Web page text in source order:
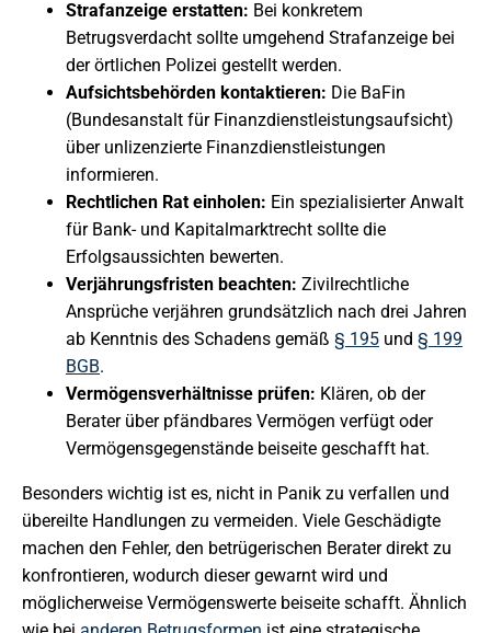
Strafanzeige erstatten: Bei konkretem
Betrugsverdacht sollte umgehend Strafanzeige bei
der örtlichen Polizei gestellt werden.
Aufsichtsbehörden kontaktieren: Die BaFin
(Bundesanstalt für Finanzdienstleistungsaufsicht)
über unlizenzierte Finanzdienstleistungen
informieren.
Rechtlichen Rat einholen: Ein spezialisierter Anwalt
für Bank- und Kapitalmarktrecht sollte die
Erfolgsaussichten bewerten.
Verjährungsfristen beachten: Zivilrechtliche
Ansprüche verjähren grundsätzlich nach drei Jahren
ab Kenntnis des Schadens gemäß § 195 und § 199
BGB.
Vermögensverhältnisse prüfen: Klären, ob der
Berater über pfändbares Vermögen verfügt oder
Vermögensgegenstände beiseite geschafft hat.
Besonders wichtig ist es, nicht in Panik zu verfallen und
übereilte Handlungen zu vermeiden. Viele Geschädigte
machen den Fehler, den betrügerischen Berater direkt zu
konfrontieren, wodurch dieser gewarnt wird und
möglicherweise Vermögenswerte beiseite schafft. Ähnlich